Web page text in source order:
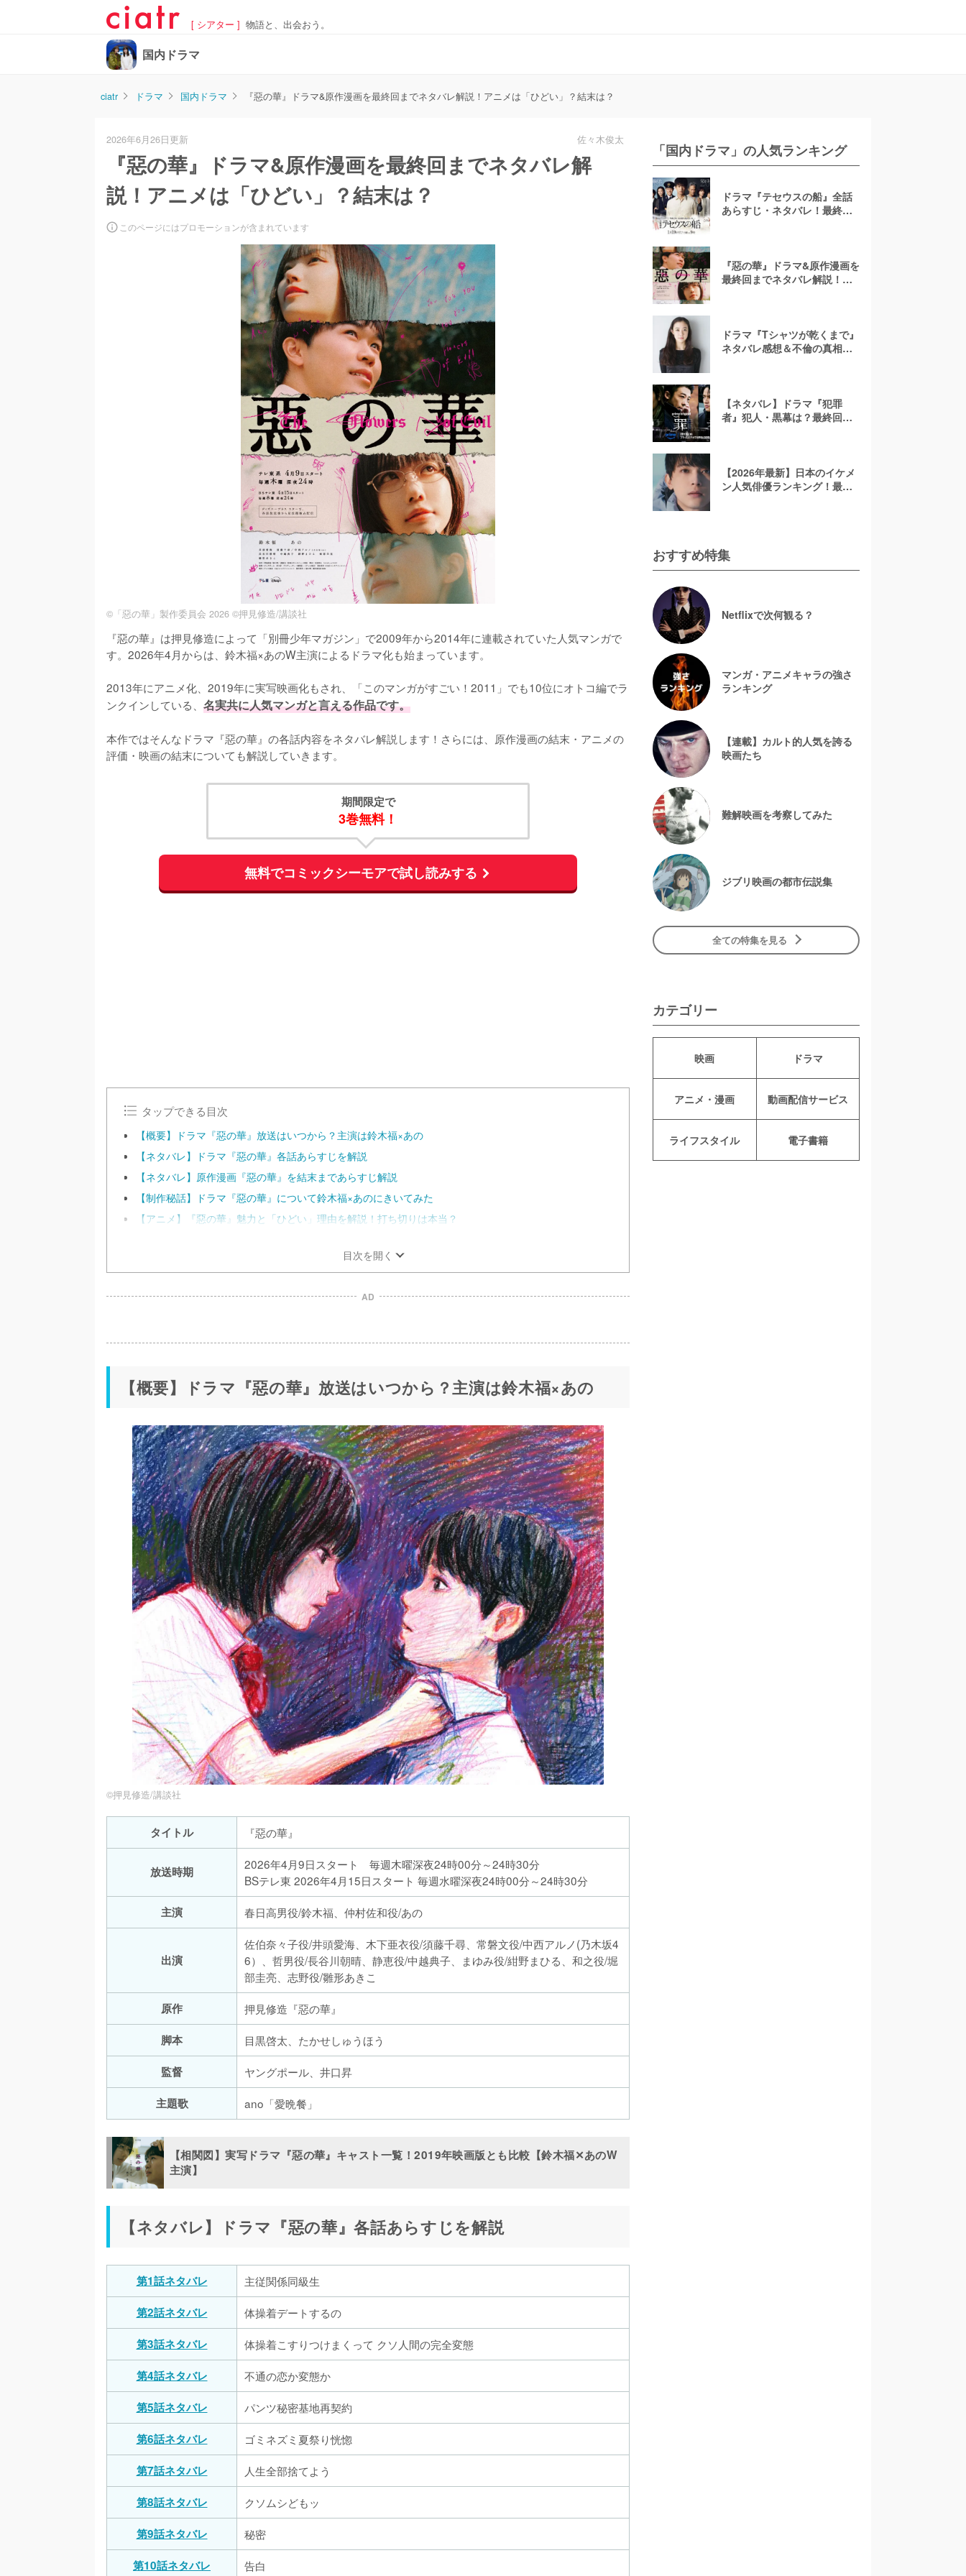
[ シアター ] 物語と、出会おう。
国内ドラマ
ciatr ドラマ 国内ドラマ 『惡の華』ドラマ&原作漫画を最終回までネタバレ解説！アニメは「ひどい」？結末は？
2026年6月26日更新 佐々木俊太
『惡の華』ドラマ&原作漫画を最終回までネタバレ解
説！アニメは「ひどい」？結末は？
このページにはプロモーションが含まれています
©「惡の華」製作委員会 2026 ©押見修造/講談社
『惡の華』は押見修造によって「別冊少年マガジン」で2009年から2014年に連載されていた人気マンガで
す。2026年4月からは、鈴木福×あのW主演によるドラマ化も始まっています。
2013年にアニメ化、2019年に実写映画化もされ、「このマンガがすごい！2011」でも10位にオトコ編でラ
ンクインしている、 名実共に人気マンガと言える作品です。
本作ではそんなドラマ『惡の華』の各話内容をネタバレ解説します！さらには、原作漫画の結末・アニメの
評価・映画の結末についても解説していきます。
期間限定で
3巻無料！
無料でコミックシーモアで試し読みする
タップできる目次
【概要】ドラマ『惡の華』放送はいつから？主演は鈴木福×あの
【ネタバレ】ドラマ『惡の華』各話あらすじを解説
【ネタバレ】原作漫画『惡の華』を結末まであらすじ解説
【制作秘話】ドラマ『惡の華』について鈴木福×あのにきいてみた
【アニメ】『惡の華』魅力と「ひどい」理由を解説！打ち切りは本当？
目次を開く
AD
【概要】ドラマ『惡の華』放送はいつから？主演は鈴木福×あの
©押見修造/講談社
タイトル 『惡の華』
放送時期
2026年4月9日スタート 毎週木曜深夜24時00分～24時30分
BSテレ東 2026年4月15日スタート 毎週水曜深夜24時00分～24時30分
主演
春日高男役/鈴木福、仲村佐和役/あの
出演
佐伯奈々子役/井頭愛海、木下亜衣役/須藤千尋、常磐文役/中西アルノ(乃木坂4
6）、哲男役/長谷川朝晴、静恵役/中越典子、まゆみ役/紺野まひる、和之役/堀
部圭亮、志野役/雛形あきこ
原作
押見修造『惡の華』
脚本
目黒啓太、たかせしゅうほう
監督
ヤングポール、井口昇
主題歌
ano「愛晩餐」
【相関図】実写ドラマ『惡の華』キャスト一覧！2019年映画版とも比較【鈴木福✕あのW
主演】
【ネタバレ】ドラマ『惡の華』各話あらすじを解説
第1話ネタバレ
主従関係同級生
第2話ネタバレ
体操着デートするの
第3話ネタバレ
体操着こすりつけまくって クソ人間の完全変態
第4話ネタバレ
不通の恋か変態か
第5話ネタバレ
パンツ秘密基地再契約
第6話ネタバレ
ゴミネズミ夏祭り恍惚
第7話ネタバレ
人生全部捨てよう
第8話ネタバレ
クソムシどもッ
第9話ネタバレ
秘密
第10話ネタバレ
告白
「国内ドラマ」の人気ランキング
ドラマ『テセウスの船』全話
あらすじ・ネタバレ！最終回
『惡の華』ドラマ&原作漫画を
最終回までネタバレ解説！ア
ドラマ『Tシャツが乾くまで』
ネタバレ感想＆不倫の真相や
【ネタバレ】ドラマ『犯罪
者』犯人・黒幕は？最終回ラ
【2026年最新】日本のイケメ
ン人気俳優ランキング！最も
おすすめ特集
Netflixで次何観る？
マンガ・アニメキャラの強さ
ランキング
【連載】カルト的人気を誇る
映画たち
難解映画を考察してみた
ジブリ映画の都市伝説集
全ての特集を見る
カテゴリー
映画 ドラマ
アニメ・漫画 動画配信サービス
ライフスタイル 電子書籍